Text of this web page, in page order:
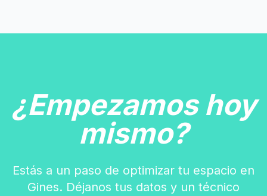
¿Empezamos hoy
mismo?
Estás a un paso de optimizar tu espacio en
Gines. Déjanos tus datos y un técnico